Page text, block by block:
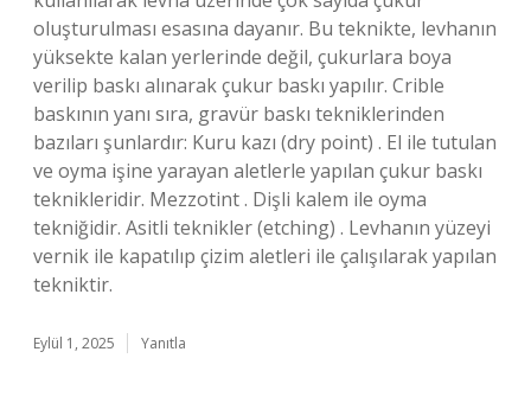
oluşturulması esasına dayanır. Bu teknikte, levhanın
yüksekte kalan yerlerinde değil, çukurlara boya
verilip baskı alınarak çukur baskı yapılır. Crible
baskının yanı sıra, gravür baskı tekniklerinden
bazıları şunlardır: Kuru kazı (dry point) . El ile tutulan
ve oyma işine yarayan aletlerle yapılan çukur baskı
teknikleridir. Mezzotint . Dişli kalem ile oyma
tekniğidir. Asitli teknikler (etching) . Levhanın yüzeyi
vernik ile kapatılıp çizim aletleri ile çalışılarak yapılan
tekniktir.
Eylül 1, 2025 Yanıtla